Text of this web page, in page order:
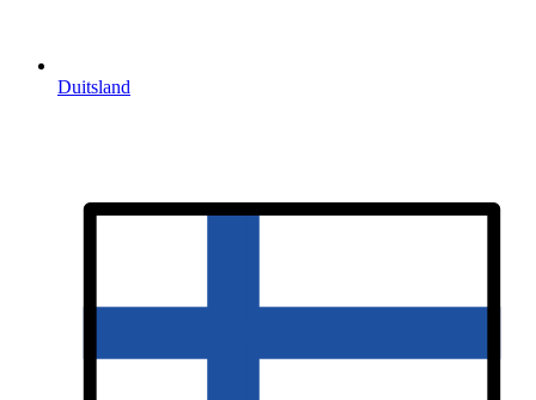
Duitsland